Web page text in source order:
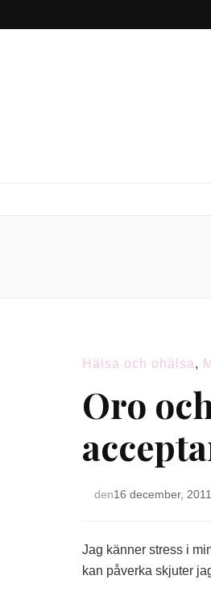
Hälsa och ohälsa,
Oro
den16 december, 2011
Jag känner stress i
kan påverka skjuter